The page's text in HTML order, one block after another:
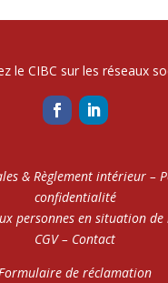
le CIBC sur les réseaux
& Règlement intérieur–
confidentialité
personnes en situation
CGV– Contact
Formulaire de réclamation